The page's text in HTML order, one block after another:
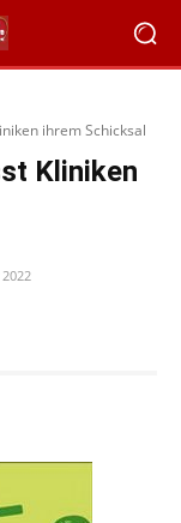
ihrem Schicksal
Kliniken